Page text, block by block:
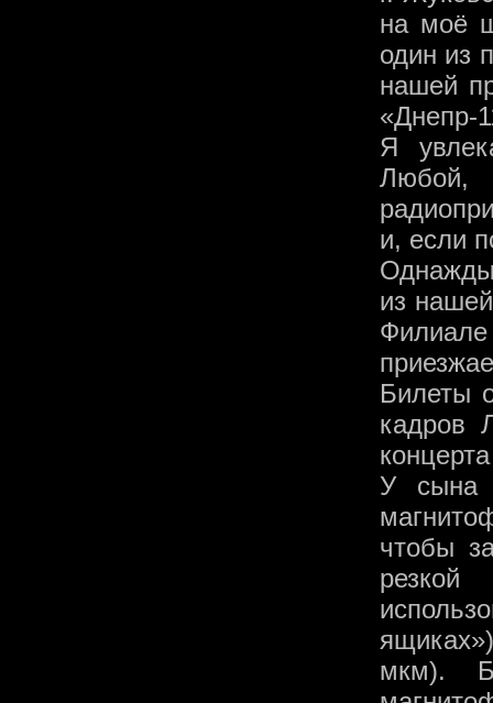
на моё
один из
нашей
«Днепр-
Я
Любой,
и, если
из
Билеты
кадров
У сына
чтобы
мкм).